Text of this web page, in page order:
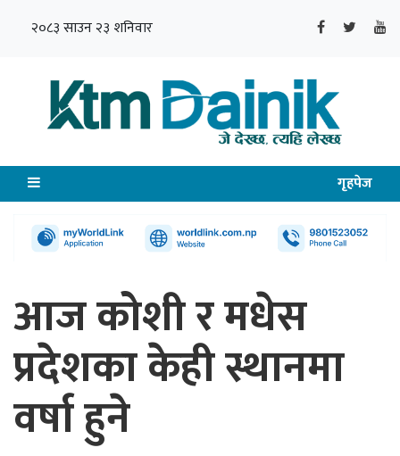
२०८३ साउन २३ शनिवार
गृहपेज
आज कोशी र मधेस
प्रदेशका केही स्थानमा
वर्षा हुने